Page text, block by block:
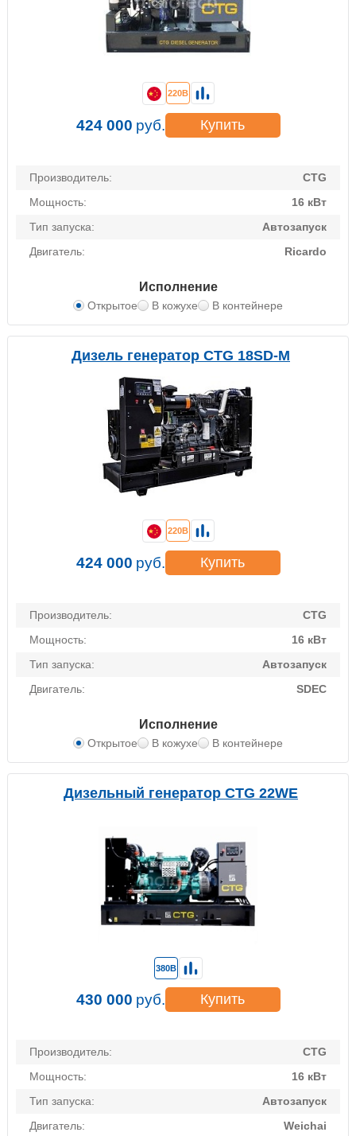
Производитель:
CTG
Мощность:
16 кВт
Тип запуска:
Автозапуск
Двигатель:
Ricardo
Исполнение
Открытое В кожухе В контейнере
220В
424 000 руб. Купить
Дизель генератор CTG 18SD-M
Производитель:
CTG
Мощность:
16 кВт
Тип запуска:
Автозапуск
Двигатель:
SDEC
Исполнение
Открытое В кожухе В контейнере
220В
424 000 руб. Купить
Дизельный генератор CTG 22WE
Производитель:
CTG
Мощность:
16 кВт
Тип запуска:
Автозапуск
Двигатель:
Weichai
380В
430 000 руб. Купить